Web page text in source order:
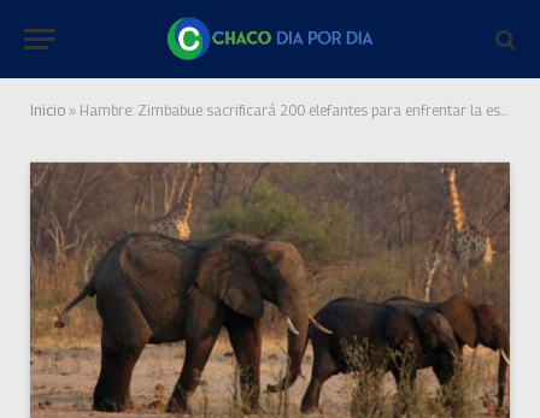
Inicio » Hambre: Zimbabue sacrificará 200 elefantes para enfrentar la escasez de alimentos por la peor sequía en décadas